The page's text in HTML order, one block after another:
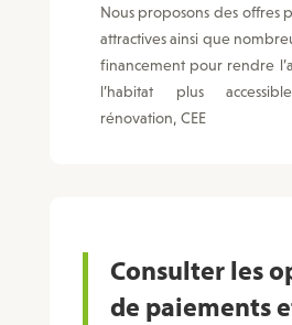
Nous proposons des offres
attractives ainsi que
financement pour rendre
l’habitat plus
rénovation, CEE
Consulter les
de paiements